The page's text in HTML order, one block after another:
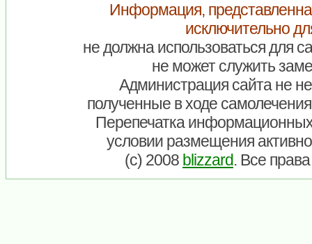
Информация,
исключительно
не должна использоваться для
не может служить
Администрация сайта не
полученные в ходе
Перепечатка
условии размещения
(c) 2008 blizzard. Все